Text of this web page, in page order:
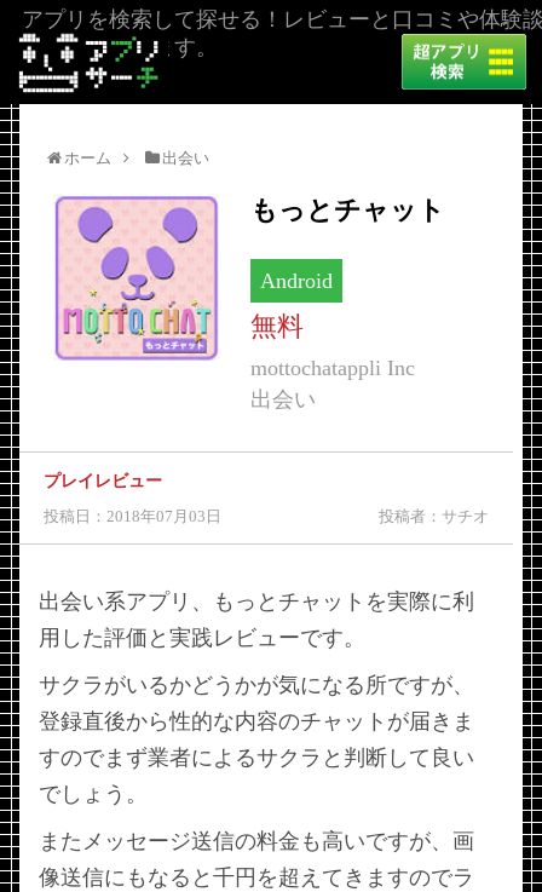
アプリを検索して探せる！レビューと口コミや体験
を掲載しています。
ホーム 出会い
もっとチャット
Android
無料
mottochatappli Inc
出会い
プレイレビュー
投稿日：2018年07月03日 投稿者：サチオ
出会い系アプリ、もっとチャットを実際に利
用した評価と実践レビューです。
サクラがいるかどうかが気になる所ですが、
登録直後から性的な内容のチャットが届きま
すのでまず業者によるサクラと判断して良い
でしょう。
またメッセージ送信の料金も高いですが、画
像送信にもなると千円を超えてきますのでラ